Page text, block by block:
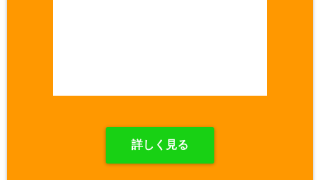
詳しく見る